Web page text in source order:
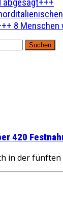
8
420
in der